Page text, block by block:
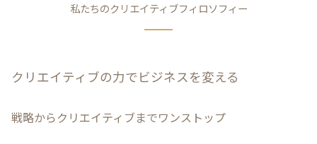
私たちのクリエイティブフィロソフィー
クリエイティブの力でビジネスを変える
戦略からクリエイティブまでワンストップ